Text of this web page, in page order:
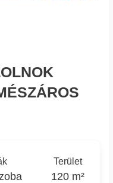
Terület
120 m²